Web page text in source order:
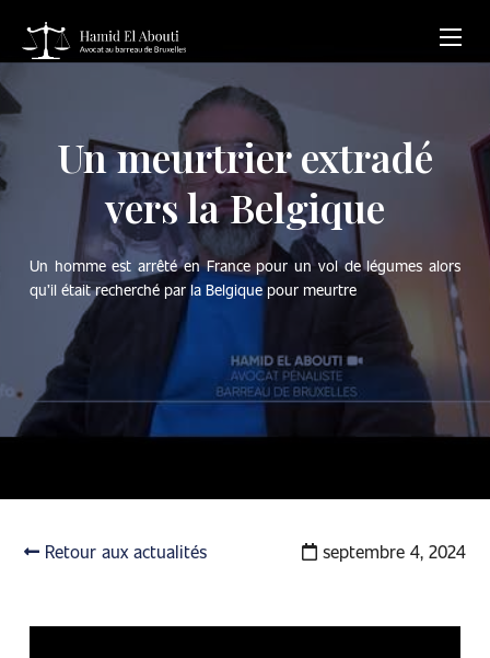
Un meurtrier extradé
vers la Belgique
Un homme est arrêté en France pour un vol de légumes alors
qu’il était recherché par la Belgique pour meurtre
Retour aux actualités septembre 4, 2024